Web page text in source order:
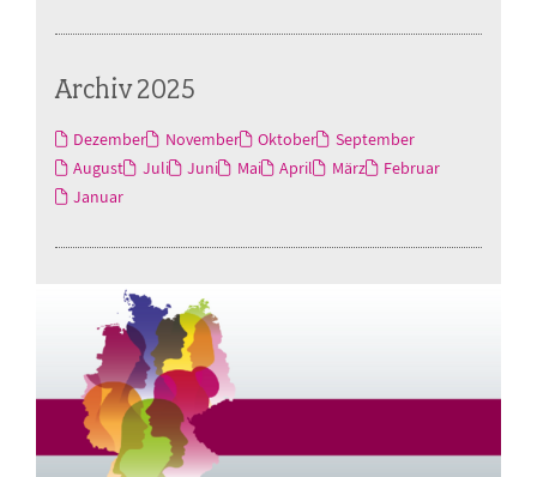
Archiv 2025
Dezember November Oktober
September
August
Juli Juni Mai April März
Februar
Januar